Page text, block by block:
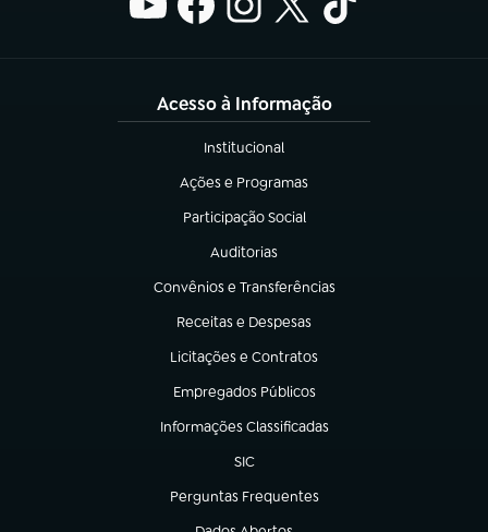
Acesso à Informação
Institucional
(abre em nova aba)
Ações e Programas
(abre em nova aba)
Participação Social
(abre em nova aba)
Auditorias
(abre em nova aba)
Convênios e Transferências
(abre em nova aba)
Receitas e Despesas
(abre em nova aba)
Licitações e Contratos
(abre em nova aba)
Empregados Públicos
(abre em nova aba)
Informações Classificadas
(abre em nova aba)
SIC
(abre em nova aba)
Perguntas Frequentes
(abre em nova aba)